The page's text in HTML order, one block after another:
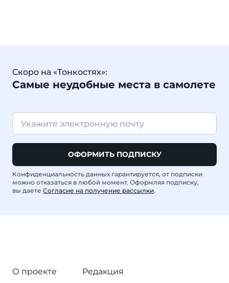
Скоро на «Тонкостях»:
Самые неудобные места в самолете
ОФОРМИТЬ ПОДПИСКУ
Конфиденциальность данных гарантируется, от подписки
можно отказаться в любой момент. Оформляя подписку,
вы даете Согласие на получение рассылки.
О проекте
Редакция